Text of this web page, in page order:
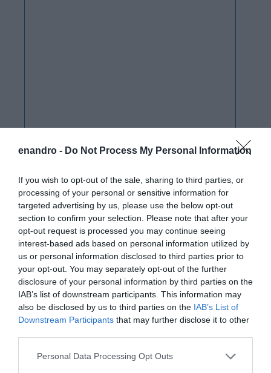
enandro - Do Not Process My Personal Information
If you wish to opt-out of the sale, sharing to third parties, or
processing of your personal or sensitive information for
targeted advertising by us, please use the below opt-out
section to confirm your selection. Please note that after your
opt-out request is processed you may continue seeing
interest-based ads based on personal information utilized by
us or personal information disclosed to third parties prior to
your opt-out. You may separately opt-out of the further
disclosure of your personal information by third parties on the
IAB’s list of downstream participants. This information may
also be disclosed by us to third parties on the IAB’s List of
Downstream Participants that may further disclose it to other
Please note that this website/app uses one or more Google
Personal Data Processing Opt Outs